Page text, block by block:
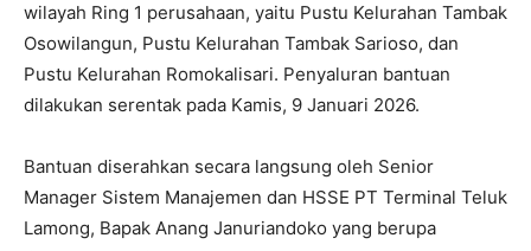
wilayah Ring 1 perusahaan, yaitu Pustu Kelurahan Tambak
Osowilangun, Pustu Kelurahan Tambak Sarioso, dan
Pustu Kelurahan Romokalisari. Penyaluran bantuan
dilakukan serentak pada Kamis, 9 Januari 2026.
Bantuan diserahkan secara langsung oleh Senior
Manager Sistem Manajemen dan HSSE PT Terminal Teluk
Lamong, Bapak Anang Januriandoko yang berupa